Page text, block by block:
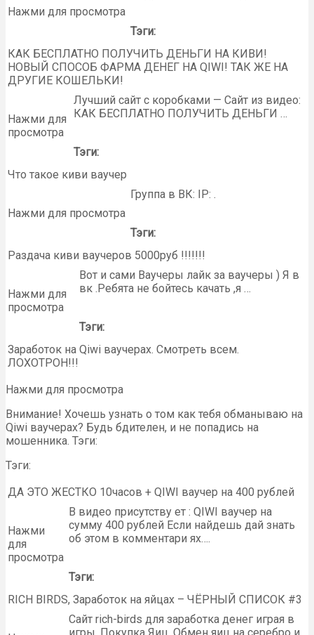
Нажми для просмотра
Тэги:
КАК БЕСПЛАТНО ПОЛУЧИТЬ ДЕНЬГИ НА КИВИ!
НОВЫЙ СПОСОБ ФАРМА ДЕНЕГ НА QIWI! ТАК ЖЕ НА
ДРУГИЕ КОШЕЛЬКИ!
Нажми для
просмотра
Лучший сайт с коробками — Сайт из видео:
КАК БЕСПЛАТНО ПОЛУЧИТЬ ДЕНЬГИ …
Тэги:
Что такое киви ваучер
Нажми для просмотра
Группа в ВК: IP: .
Тэги:
Раздача киви ваучеров 5000руб !!!!!!!
Нажми для
просмотра
Вот и сами Ваучеры лайк за ваучеры ) Я в
вк .Ребята не бойтесь качать ,я …
Тэги:
Заработок на Qiwi ваучерах. Смотреть всем.
ЛОХОТРОН!!!
Нажми для просмотра
Внимание! Хочешь узнать о том как тебя обманываю на
Qiwi ваучерах? Будь бдителен, и не попадись на
мошенника. Тэги:
Тэги:
ДА ЭТО ЖЕСТКО 10часов + QIWI ваучер на 400 рублей
Нажми
для
просмотра
В видео присутству ет : QIWI ваучер на
сумму 400 рублей Если найдешь дай знать
об этом в комментари ях….
Тэги:
RICH BIRDS, Заработок на яйцах – ЧЁРНЫЙ СПИСОК #3
Сайт rich-birds для заработка денег играя в